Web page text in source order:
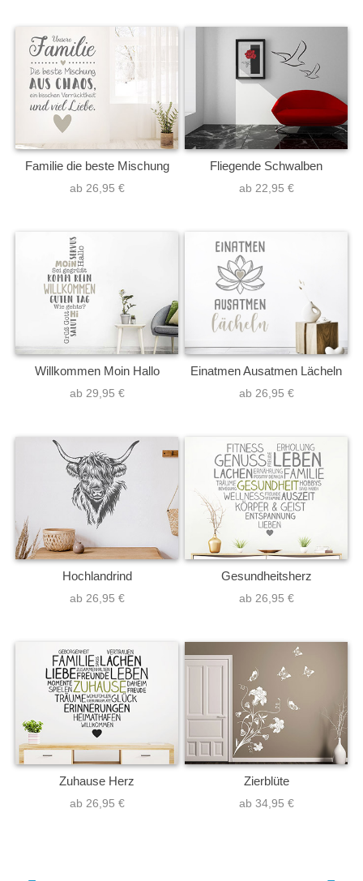
Familie die beste Mischung
ab 26,95 €
Fliegende Schwalben
ab 22,95 €
Willkommen Moin Hallo
ab 29,95 €
Einatmen Ausatmen Lächeln
ab 26,95 €
Hochlandrind
ab 26,95 €
Gesundheitsherz
ab 26,95 €
Zuhause Herz
ab 26,95 €
Zierblüte
ab 34,95 €